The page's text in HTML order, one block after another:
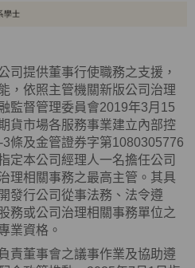
司提供董事行使職務之支援，
，依照主管機關新版公司治理
監督管理委員會2019年3月 15
貨市場各服務事業建立內部控
3條及金管證券字第1080305776
定本公司經理人一名擔任公司
理相關事務之最高主管。其具
發行公司從事法務、法令遵
務或公司治理相關事務單位之
業資格。
責董事會之議事作業及協助遵